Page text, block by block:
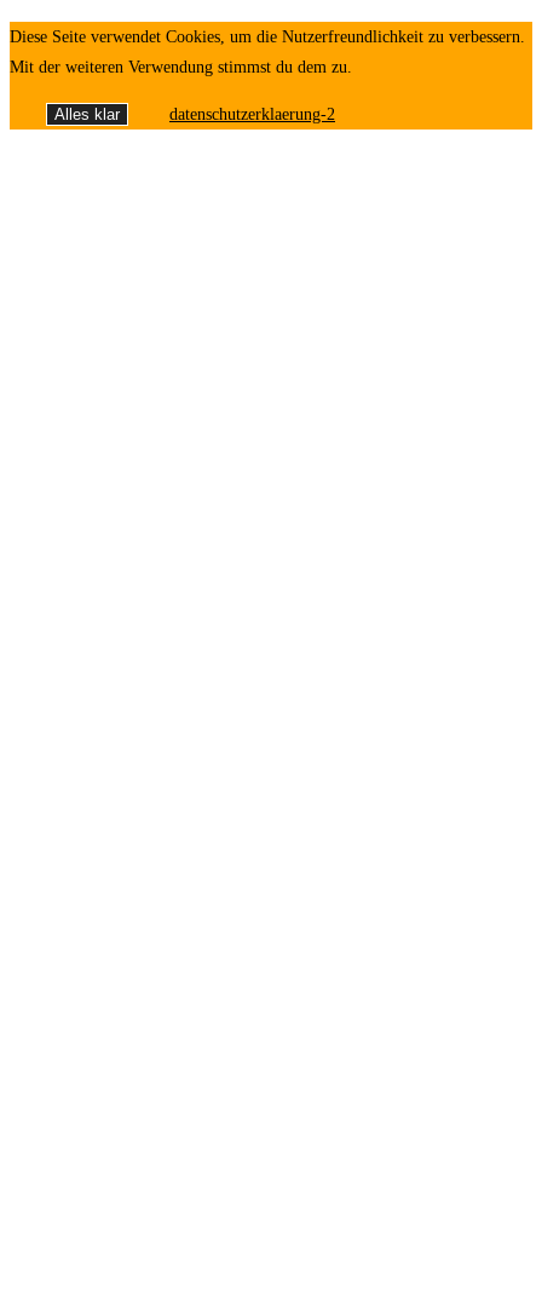
Diese Seite verwendet Cookies, um die Nutzerfreundlichkeit zu verbessern.
Mit der weiteren Verwendung stimmst du dem zu.
Alles klar datenschutzerklaerung-2